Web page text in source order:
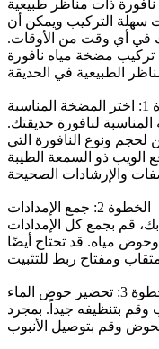
ذات مناظر طبيعية
سهلة التركيب ويمكن أن
بك في أي وقت من الأوقات.
مضخة مياه نافورة
المناسبة لنافورة حديقتك.
لحجم ونوع النافورة التي
الويب ذو السمعة الطيبة
الخطوة 2: جمع الإمدادات
قم بجمع كل الإمدادات
وحوض مياه. قد تحتاج أيضًا
تحضير حوض الماء
بتنظيفه جيداً. بمجرد